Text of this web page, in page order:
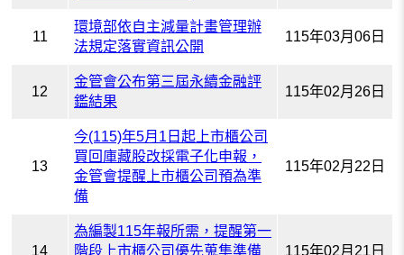
11
環境部依自主減量計畫管理辦
法規定落實資訊公開
115年03月06日
12
金管會公布第三屆永續金融評
鑑結果
115年02月26日
13
今(115)年5月1日起上市櫃公司
買回庫藏股改採電子化申報，
金管會提醒上市櫃公司預為準
備
115年02月22日
14
為編製115年報所需，提醒第一
階段上市櫃公司優先蒐集準備
115年02月21日